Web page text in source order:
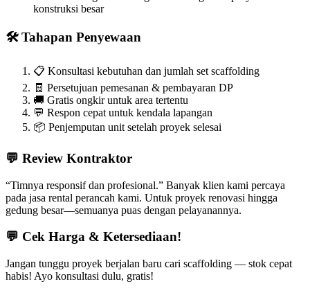
konstruksi besar
🛠️ Tahapan Penyewaan
📋 Konsultasi kebutuhan dan jumlah set scaffolding
🧾 Persetujuan pemesanan & pembayaran DP
🚚 Gratis ongkir untuk area tertentu
💬 Respon cepat untuk kendala lapangan
📦 Penjemputan unit setelah proyek selesai
💬 Review Kontraktor
“Timnya responsif dan profesional.” Banyak klien kami percaya
pada jasa rental perancah kami. Untuk proyek renovasi hingga
gedung besar—semuanya puas dengan pelayanannya.
💬 Cek Harga & Ketersediaan!
Jangan tunggu proyek berjalan baru cari scaffolding — stok cepat
habis! Ayo konsultasi dulu, gratis!